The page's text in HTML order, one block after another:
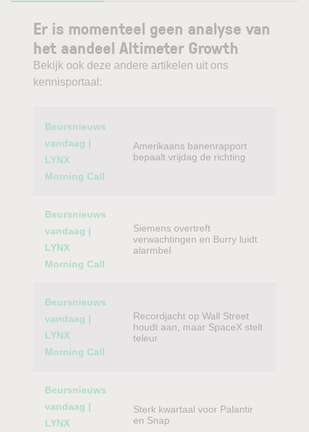
Er is momenteel geen analyse van
het aandeel Altimeter Growth
Bekijk ook deze andere artikelen uit ons
kennisportaal:
Category
Beursnieuws
vandaag |
LYNX
Morning Call
Amerikaans banenrapport
bepaalt vrijdag de richting
Beursnieuws
vandaag |
LYNX
Morning Call
Siemens overtreft
verwachtingen en Burry luidt
alarmbel
Beursnieuws
vandaag |
LYNX
Morning Call
Recordjacht op Wall Street
houdt aan, maar SpaceX stelt
teleur
Beursnieuws
vandaag |
LYNX
Sterk kwartaal voor Palantir
en Snap